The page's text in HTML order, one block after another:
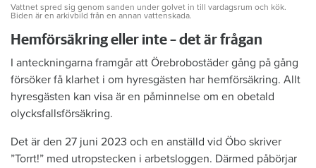
Vattnet spred sig genom sanden under golvet in till vardagsrum och kök.
Biden är en arkivbild från en annan vattenskada.
Hemförsäkring eller inte – det är frågan
I anteckningarna framgår att Örebrobostäder gång på gång
försöker få klarhet i om hyresgästen har hemförsäkring. Allt
hyresgästen kan visa är en påminnelse om en obetald
olycksfallsförsäkring.
Det är den 27 juni 2023 och en anställd vid Öbo skriver
”Torrt!” med utropstecken i arbetsloggen. Därmed påbörjar